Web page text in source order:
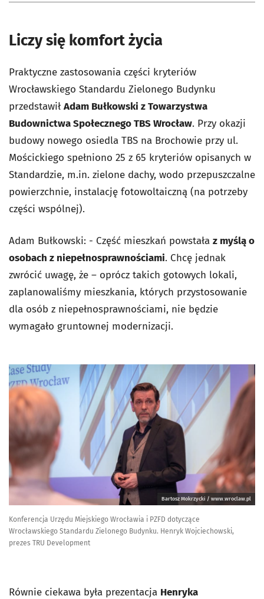
Liczy się komfort życia
Praktyczne zastosowania części kryteriów
Wrocławskiego Standardu Zielonego Budynku
przedstawiłAdam Bułkowski z Towarzystwa
Budownictwa Społecznego TBS Wrocław. Przy okazji
budowy nowego osiedla TBS na Brochowie przy ul.
Mościckiego spełniono 25 z 65 kryteriów opisanych w
Standardzie, m.in. zielone dachy, wodo przepuszczalne
powierzchnie, instalację fotowoltaiczną (na potrzeby
części wspólnej).
Adam Bułkowski: - Część mieszkań powstała z myślą o
osobach z niepełnosprawnościami. Chcę jednak
zwrócić uwagę, że – oprócz takich gotowych lokali,
zaplanowaliśmy mieszkania, których przystosowanie
dla osób z niepełnosprawnościami, nie będzie
wymagało gruntownej modernizacji.
Bartosz Mokrzycki / www.wroclaw.pl
Konferencja Urzędu Miejskiego Wrocławia i PZFD dotyczące
Wrocławskiego Standardu Zielonego Budynku. Henryk Wojciechowski,
prezes TRU Development
Równie ciekawa była prezentacja Henryka